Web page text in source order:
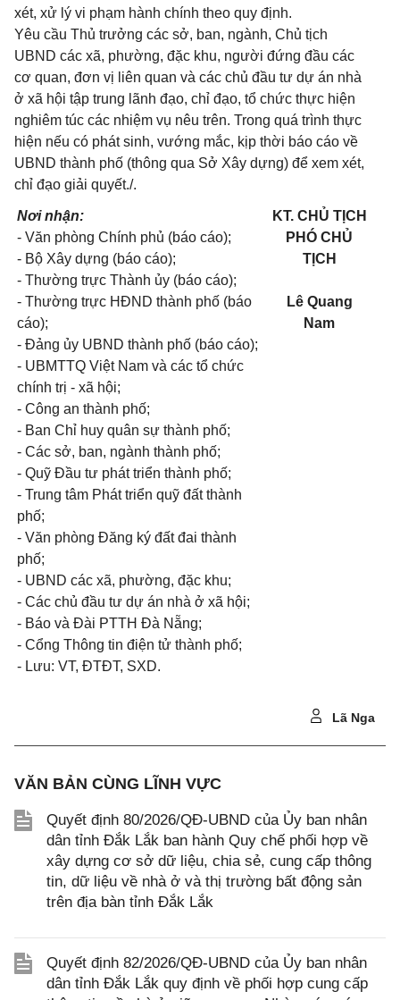
xét, xử lý vi phạm hành chính theo quy định.
Yêu cầu Thủ trưởng các sở, ban, ngành, Chủ tịch
UBND các xã, phường, đặc khu, người đứng đầu các
cơ quan, đơn vị liên quan và các chủ đầu tư dự án nhà
ở xã hội tập trung lãnh đạo, chỉ đạo, tổ chức thực hiện
nghiêm túc các nhiệm vụ nêu trên. Trong quá trình thực
hiện nếu có phát sinh, vướng mắc, kịp thời báo cáo về
UBND thành phố (thông qua Sở Xây dựng) để xem xét,
chỉ đạo giải quyết./.
Nơi nhận:
- Văn phòng Chính phủ (báo cáo);
- Bộ Xây dựng (báo cáo);
- Thường trực Thành ủy (báo cáo);
- Thường trực HĐND thành phố (báo
cáo);
- Đảng ủy UBND thành phố (báo cáo);
- UBMTTQ Việt Nam và các tổ chức
chính trị - xã hội;
- Công an thành phố;
- Ban Chỉ huy quân sự thành phố;
- Các sở, ban, ngành thành phố;
- Quỹ Đầu tư phát triển thành phố;
- Trung tâm Phát triển quỹ đất thành
phố;
- Văn phòng Đăng ký đất đai thành
phố;
- UBND các xã, phường, đặc khu;
- Các chủ đầu tư dự án nhà ở xã hội;
- Báo và Đài PTTH Đà Nẵng;
- Cổng Thông tin điện tử thành phố;
- Lưu: VT, ĐTĐT, SXD.
KT. CHỦ TỊCH
PHÓ CHỦ
TỊCH
Lê Quang
Nam
Lã Nga
VĂN BẢN CÙNG LĨNH VỰC
Quyết định 80/2026/QĐ-UBND của Ủy ban nhân
dân tỉnh Đắk Lắk ban hành Quy chế phối hợp về
xây dựng cơ sở dữ liệu, chia sẻ, cung cấp thông
tin, dữ liệu về nhà ở và thị trường bất động sản
trên địa bàn tỉnh Đắk Lắk
Quyết định 82/2026/QĐ-UBND của Ủy ban nhân
dân tỉnh Đắk Lắk quy định về phối hợp cung cấp